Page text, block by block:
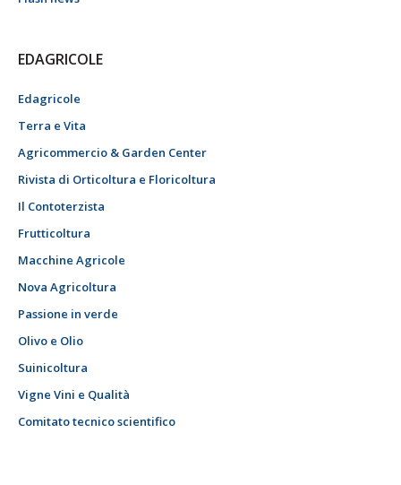
EDAGRICOLE
Edagricole
Terra e Vita
Agricommercio & Garden Center
Rivista di Orticoltura e Floricoltura
Il Contoterzista
Frutticoltura
Macchine Agricole
Nova Agricoltura
Passione in verde
Olivo e Olio
Suinicoltura
Vigne Vini e Qualità
Comitato tecnico scientifico